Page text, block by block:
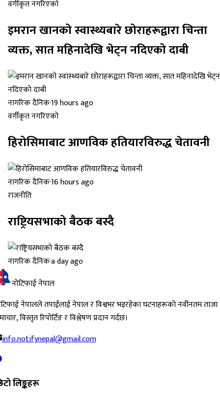
वर्गीकृत नगरिएको
इमरान खानको स्वास्थ्यबारे छोराहरूद्वारा चिन्ता
व्यक्त, सात महिनादेखि भेट्न नदिएको दाबी
नागरिक दैनिक·19 hours ago
वर्गीकृत नगरिएको
हिरोसिमाबाट आणविक हतियारविरुद्ध चेतावनी
नागरिक दैनिक·16 hours ago
राजनीति
राष्ट्रियसभाको बैठक बस्दै
नागरिक दैनिक·a day ago
नोटिफाई नेपाल
नेपालले तपाईंलाई नेपाल र विश्वभर भइरहेका घटनाहरूको नवीनतम ताजा
विस्तृत रिपोर्टिङ र विश्लेषण प्रदान गर्दछ।
info.notifynepal@gmail.com
लिङ्कहरू